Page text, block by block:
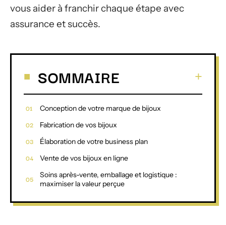
vous aider à franchir chaque étape avec
assurance et succès.
SOMMAIRE
Conception de votre marque de bijoux
Fabrication de vos bijoux
Élaboration de votre business plan
Vente de vos bijoux en ligne
Soins après-vente, emballage et logistique :
maximiser la valeur perçue